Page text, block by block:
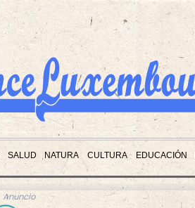
SALUD NATURA CULTURA EDUCACIÓN
Anuncio